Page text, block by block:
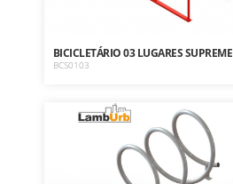
BICICLETÁRIO 03 LUGARES SUPREME
BCS0103